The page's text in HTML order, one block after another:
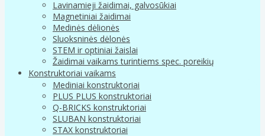
Lavinamieji žaidimai, galvosūkiai
Magnetiniai žaidimai
Medinės dėlionės
Sluoksninės dėlonės
STEM ir optiniai žaislai
Žaidimai vaikams turintiems spec. poreikių
Konstruktoriai vaikams
Mediniai konstruktoriai
PLUS PLUS konstruktoriai
Q-BRICKS konstruktoriai
SLUBAN konstruktoriai
STAX konstruktoriai